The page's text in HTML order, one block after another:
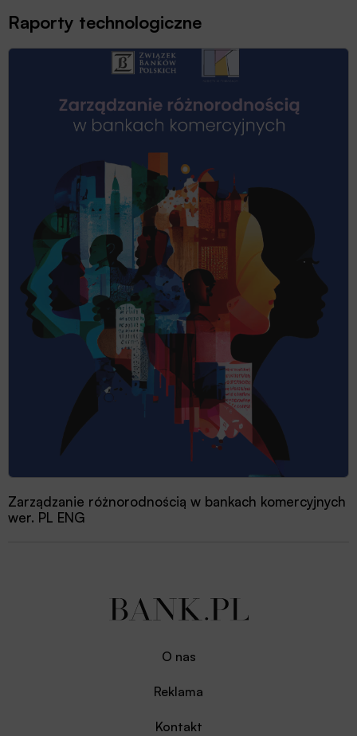
Raporty technologiczne
Zarządzanie różnorodnością w bankach komercyjnych
wer. PL ENG
O nas
Reklama
Kontakt